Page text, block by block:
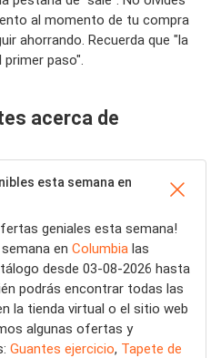
al momento de tu compra
ahorrando. Recuerda que "la
paso".
acerca de
esta semana en
geniales esta semana!
en Columbia las
desde 03-08-2026 hasta
podrás encontrar todas las
la tienda virtual o el sitio web
algunas ofertas y
Guantes ejercicio, Tapete de